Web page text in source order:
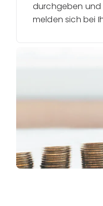
durchgeben und
melden sich bei